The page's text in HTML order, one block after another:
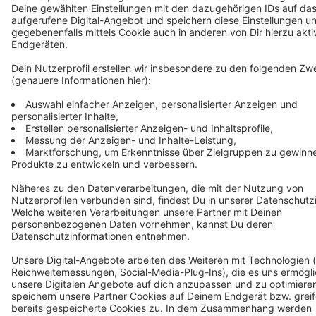
Evangelische Stiftung Tannenhof, Remscheider Str.
76, 42899 Remscheid, Tel. 02191-120,
www.stiftung-tannenhof.de
Diese Organisationen stehen das ganze Jahr über mit
ten zur Verfügung – für Menschen in Krisen, für
Angehörige und für alle, die sich für ihre seelische
Gesundheit einsetzen möchten.
Eine Empfehlung zu Richtlinien suizidpräventiver
Berichterstattung und viele weitere Informationen
finden Sie beim Nationalen
Suizidpräventionsprogramm für Deutschland:
Veröffentlicht:Mittwoch, 10.09.2025 09:54